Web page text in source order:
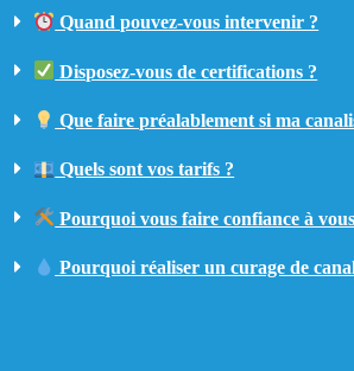
Quand pouvez-vous intervenir ?
Disposez-vous de certifications ?
Que faire préalablement si ma
Quels sont vos tarifs ?
Pourquoi vous faire confiance à
Pourquoi réaliser un curage de